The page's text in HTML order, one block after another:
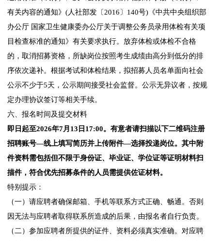
有关内容的通知》(人社部发〔2016〕140号)《中共中央组织部
办公厅 国家卫生健康委办公厅关于调整公务员录用体检有关项
目检查标准的通知》有关要求执行。放弃体检或体检不合格
的，取消招募资格，所缺岗位按照考生成绩由高分到低分的排
序依次递补。根据考试和体检结果，拟招募人员名单面向社会
公示不少于5天，公示期间接受社会监督。公示无异议者，按规
定办理协议签订等相关手续。
六、报名时间及提交材料
即日起至2026年7月13日17:00。有意者请扫描以下二维码注册
招聘账号—线上填写简历并上传附件—选择投递岗位。其中附
件资料需包括但不限于身份证、毕业证、学位证等证明材料扫
描件，符合优先招募条件的人员需提供佐证材料。
特别提示：
（一）请应聘者确保邮箱、手机等联系方式正确、畅通。否则
因无法与应聘者取得联系所造成的后果，由报名者自行负责。
（二）参加应聘者所提供的证件、资料必须真实准确。对应聘